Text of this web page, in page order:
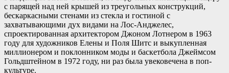
с парящей над ней крышей из треугольных конструкций,
бескаркасными стенами из стекла и гостиной с
захватывающими дух видами на Лос-Анджелес,
спроектированная архитектором Джоном Лотнером в 1963
году для художников Елены и Поля Шитс и выкупленная
миллионером и поклонником моды и баскетбола Джеймсом
Гольдштейном в 1972 году, ни раз была увековечена в поп-
культуре.